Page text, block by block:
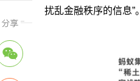
扰乱金融秩序的信息”。